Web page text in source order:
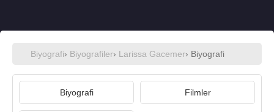
Biyografi› Biyografiler› Larissa Gacemer› Biyografi
Biyografi Filmler